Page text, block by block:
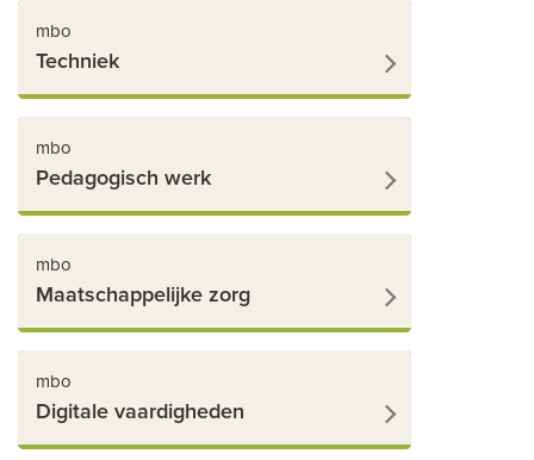
mbo
Techniek
mbo
Pedagogisch werk
mbo
Maatschappelijke zorg
mbo
Digitale vaardigheden